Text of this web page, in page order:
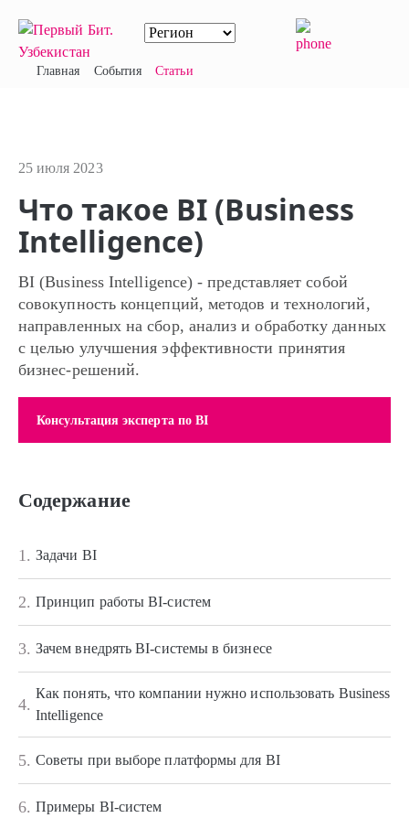
Главная События Статьи
25 июля 2023
Что такое BI (Business
Intelligence)
BI (Business Intelligence) - представляет собой
совокупность концепций, методов и технологий,
направленных на сбор, анализ и обработку данных
с целью улучшения эффективности принятия
бизнес-решений.
Консультация эксперта по BI
Содержание
1. Задачи BI
2. Принцип работы BI-систем
3. Зачем внедрять BI-системы в бизнесе
4.
Как понять, что компании нужно использовать Business
Intelligence
5. Советы при выборе платформы для BI
6. Примеры BI-систем